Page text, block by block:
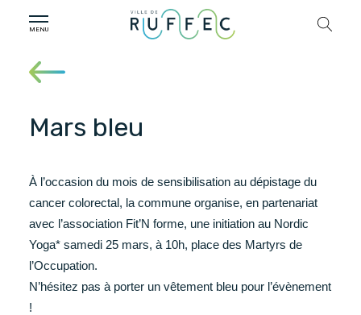
Mars bleu
À l’occasion du mois de sensibilisation au dépistage du
cancer colorectal, la commune organise, en partenariat
avec l’association Fit’N forme, une initiation au Nordic
Yoga* samedi 25 mars, à 10h, place des Martyrs de
l’Occupation.
N’hésitez pas à porter un vêtement bleu pour l’évènement
!